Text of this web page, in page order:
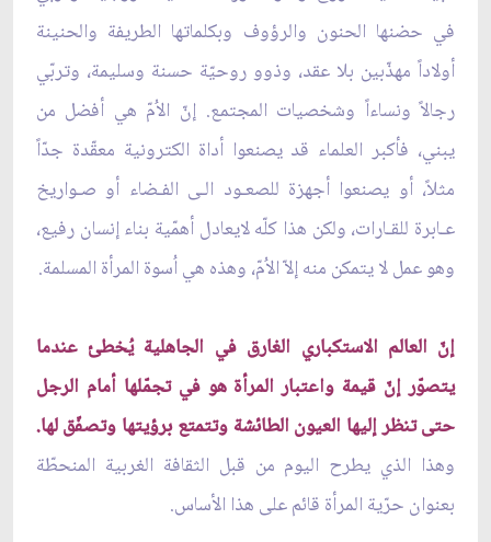
في حضنها الحنون والرؤوف وبكلماتها الطريفة والحنينة
أولاداً مهذّبين بلا عقد، وذوو روحيّة حسنة وسليمة، وتربّي
رجالاً ونساءاً وشخصيات المجتمع. إنّ الاُمّ هي أفضل من
يبني، فأكبر العلماء قد يصنعوا أداة الكترونية معقّدة جدّاً
مثلاً، أو يصنعوا أجهزة للصعـود الـى الفـضاء أو صـواريخ
عـابرة للقـارات، ولكن هذا كلّه لايعادل أهمّية بناء إنسان رفيع،
وهو عمل لا يتمكن منه إلاّ الاُمّ، وهذه هي اُسوة المرأة المسلمة.
إنّ العالم الاستكباري الغارق في الجاهلية يُخطئ عندما
يتصوّر إنّ قيمة واعتبار المرأة هو في تجمّلها أمام الرجل
حتى تنظر إليها العيون الطائشة وتتمتع برؤيتها وتصفّق لها.
وهذا الذي يطرح اليوم من قبل الثقافة الغربية المنحطّة
بعنوان حرّية المرأة قائم على هذا الأساس.